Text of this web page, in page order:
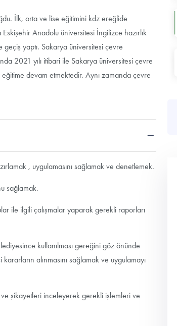
İlk, orta ve lise eğitimini kdz ereğlide
Anadolu üniversitesi İngilizce hazırlık
yaptı. Sakarya üniversitesi çevre
2021 yılı itibari ile Sakarya üniversitesi çevre
devam etmektedir. Aynı zamanda çevre
, uygulamasını sağlamak ve denetlemek.
sağlamak.
ile ilgili çalışmalar yaparak gerekli raporları
kullanılması gereğini göz önünde
alınmasını sağlamak ve uygulamayı
şikayetleri inceleyerek gerekli işlemleri ve